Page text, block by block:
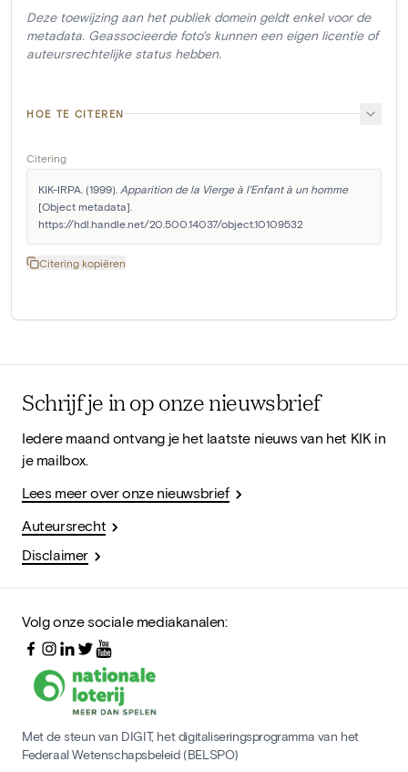
Deze toewijzing aan het publiek domein geldt enkel voor de
metadata. Geassocieerde foto's kunnen een eigen licentie of
auteursrechtelijke status hebben.
HOE TE CITEREN
Citering
KIK-IRPA. (1999). Apparition de la Vierge à l'Enfant à un homme
[Object metadata].
https://hdl.handle.net/20.500.14037/object.10109532
Citering kopiëren
Schrijf je in op onze nieuwsbrief
Iedere maand ontvang je het laatste nieuws van het KIK in
je mailbox.
Lees meer over onze nieuwsbrief
Auteursrecht
Disclaimer
Volg onze sociale mediakanalen:
Met de steun van DIGIT, het digitaliseringsprogramma van het
Federaal Wetenschapsbeleid (BELSPO)